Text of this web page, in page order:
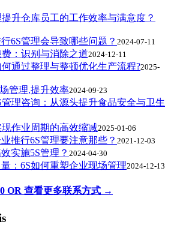
升仓库员工的工作效率与满意度？
6S管理会导致哪些问题？ 2024-07-11
：识别与消除之道2024-12-11
通过整理与整顿优化生产流程?2025-
管理,提升效率2024-09-23
理咨询：从源头提升食品安全与卫生
作业周期的高效缩减2025-01-06
推行6S管理要注意那些？ 2021-12-03
实施5S管理？ 2024-04-30
：6S如何重塑企业现场管理2024-12-13
OR 查看更多联系方式 →